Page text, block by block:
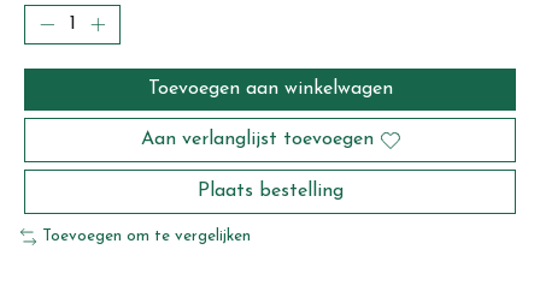
Toevoegen aan winkelwagen
Aan verlanglijst toevoegen
Plaats bestelling
Toevoegen om te vergelijken